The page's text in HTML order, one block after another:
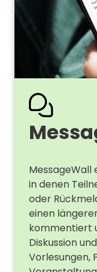
MessageWall
in denen
oder
einen
kommentiert
Diskussion
Vorlesungen,